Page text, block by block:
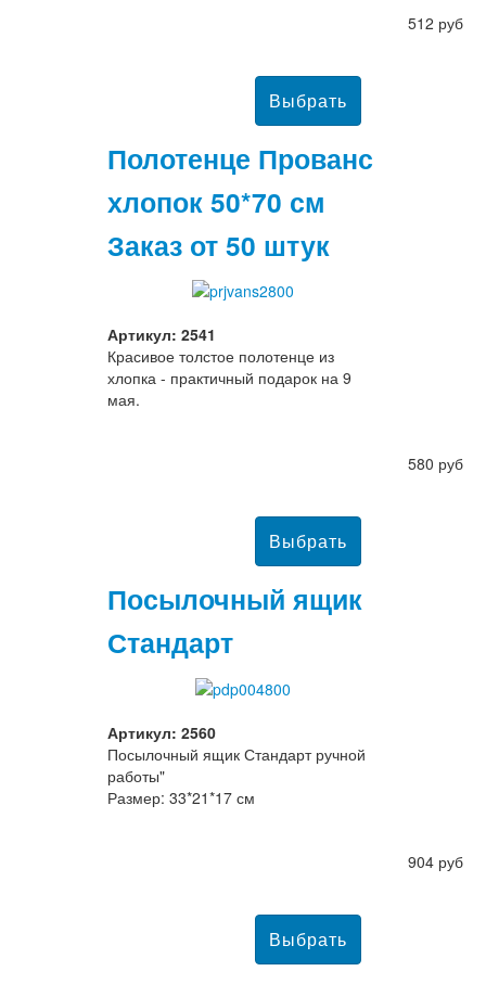
512 руб
Полотенце Прованс
хлопок 50*70 см
Заказ от 50 штук
Артикул: 2541
Красивое толстое полотенце из
хлопка - практичный подарок на 9
мая.
580 руб
Посылочный ящик
Стандарт
Артикул: 2560
Посылочный ящик Стандарт ручной
работы"
Размер: 33*21*17 см
904 руб